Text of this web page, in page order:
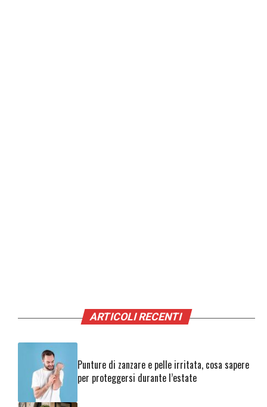
ARTICOLI RECENTI
Punture di zanzare e pelle irritata, cosa sapere
per proteggersi durante l’estate